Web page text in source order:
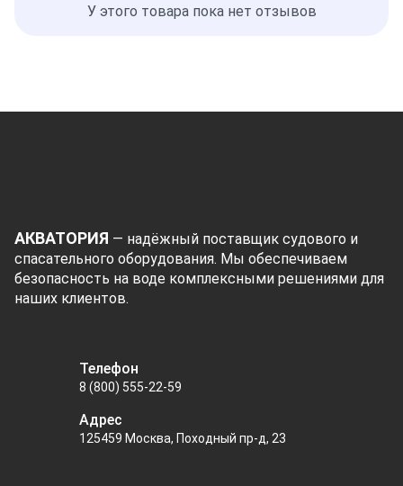
У этого товара пока нет отзывов
АКВАТОРИЯ — надёжный поставщик судового и
спасательного оборудования. Мы обеспечиваем
безопасность на воде комплексными решениями для
наших клиентов.
Телефон
8 (800) 555-22-59
Адрес
125459 Москва, Походный пр-д, 23